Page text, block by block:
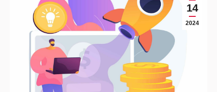
14
2024